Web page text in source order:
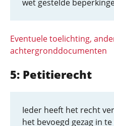
wet gestelde
Eventuele toelichting,
achtergronddocumenten
5: Petitierecht
Ieder heeft het recht
het bevoegd gezag in